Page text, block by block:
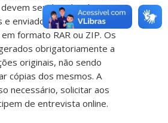
ser digitalizados em
enviados em um único
formato RAR ou ZIP. Os
obrigatoriamente a
originais, não sendo
cópias dos mesmos. A
necessário, solicitar aos
de entrevista online.